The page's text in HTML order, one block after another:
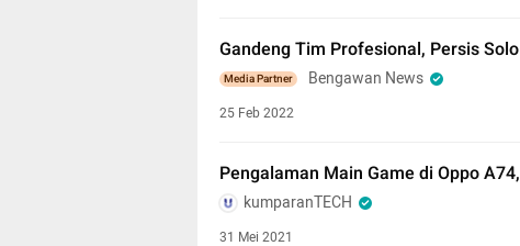
Gandeng Tim Profesional, Persis
Media Partner Bengawan News
25 Feb 2022
Pengalaman Main Game di Oppo
kumparanTECH
31 Mei 2021